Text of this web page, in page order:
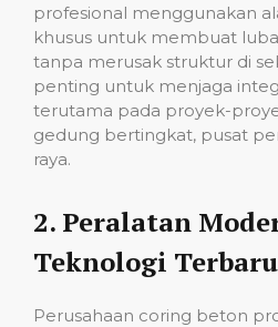
profesional menggunakan
khusus untuk membuat
tanpa merusak struktur di
penting untuk menjaga
terutama pada proyek-
gedung bertingkat, pusat
raya.
2. Peralatan
Teknologi Terbaru
Perusahaan coring beton